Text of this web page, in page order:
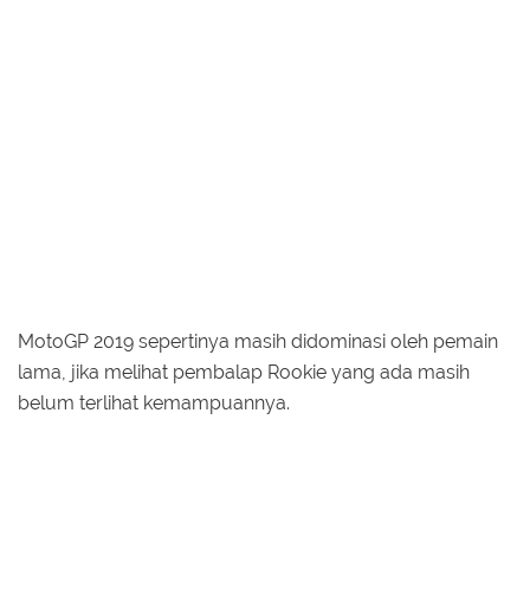
MotoGP 2019 sepertinya masih didominasi oleh pemain
lama, jika melihat pembalap Rookie yang ada masih
belum terlihat kemampuannya.